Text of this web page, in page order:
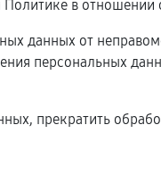
в
данных от
персональных
прекратить